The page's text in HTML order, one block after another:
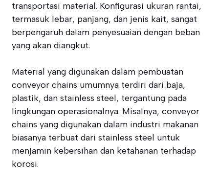
transportasi material. Konfigurasi ukuran rantai,
termasuk lebar, panjang, dan jenis kait, sangat
berpengaruh dalam penyesuaian dengan beban
yang akan diangkut.
Material yang digunakan dalam pembuatan
conveyor chains umumnya terdiri dari baja,
plastik, dan stainless steel, tergantung pada
lingkungan operasionalnya. Misalnya, conveyor
chains yang digunakan dalam industri makanan
biasanya terbuat dari stainless steel untuk
menjamin kebersihan dan ketahanan terhadap
korosi.